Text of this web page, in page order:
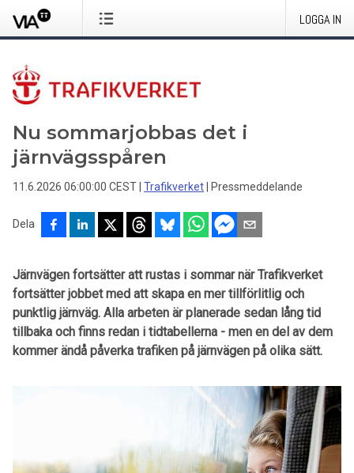
LOGGA IN
Nu sommarjobbas det i
järnvägsspåren
11.6.2026 06:00:00 CEST Trafikverket Pressmeddelande
Dela
Järnvägen fortsätter att rustas i sommar när Trafikverket
fortsätter jobbet med att skapa en mer tillförlitlig och
punktlig järnväg. Alla arbeten är planerade sedan lång tid
tillbaka och finns redan i tidtabellerna - men en del av dem
kommer ändå påverka trafiken på järnvägen på olika sätt.